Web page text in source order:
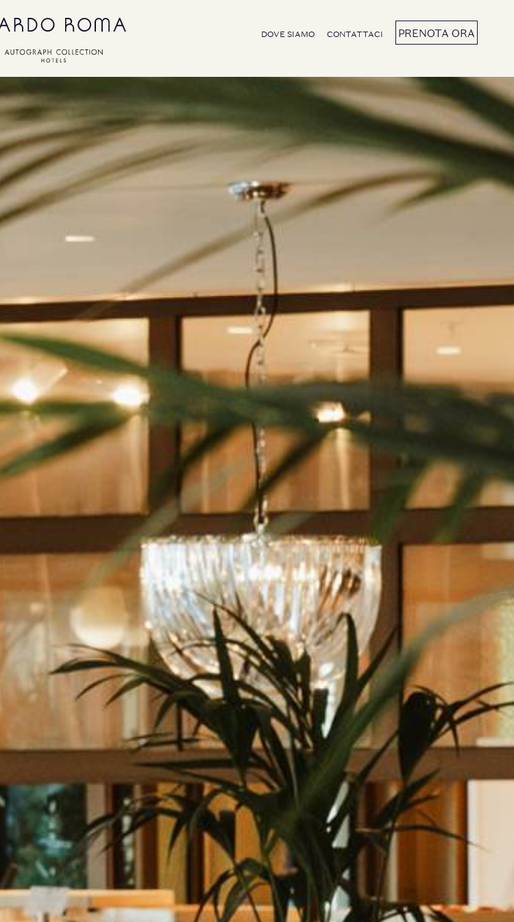
DOVE SIAMO CONTATTACI PRENOTA ORA